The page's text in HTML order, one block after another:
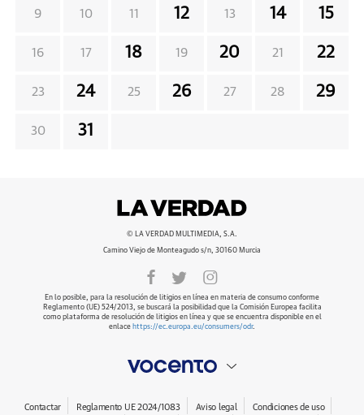
9 10 11 12 13 14 15
16 17 18 19 20 21 22
23 24 25 26 27 28 29
30 31
© LA VERDAD MULTIMEDIA, S.A.
Camino Viejo de Monteagudo s/n, 30160 Murcia
En lo posible, para la resolución de litigios en línea en materia de consumo conforme
Reglamento (UE) 524/2013, se buscará la posibilidad que la Comisión Europea facilita
como plataforma de resolución de litigios en línea y que se encuentra disponible en el
enlace https://ec.europa.eu/consumers/odr.
Contactar Reglamento UE 2024/1083 Aviso legal Condiciones de uso